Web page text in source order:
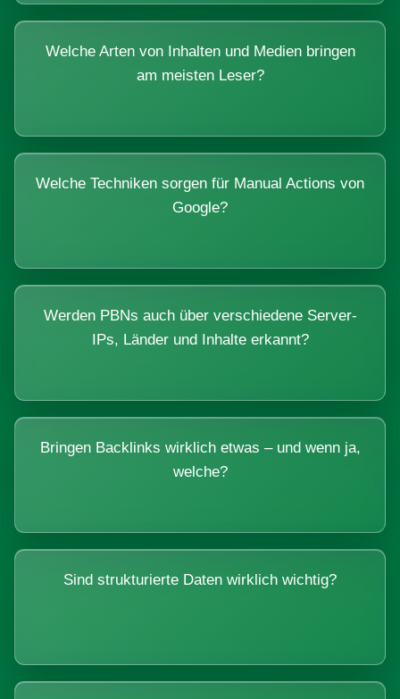
Welche Arten von Inhalten und Medien bringen
am meisten Leser?
Welche Techniken sorgen für Manual Actions von
Google?
Werden PBNs auch über verschiedene Server-
IPs, Länder und Inhalte erkannt?
Bringen Backlinks wirklich etwas – und wenn ja,
welche?
Sind strukturierte Daten wirklich wichtig?